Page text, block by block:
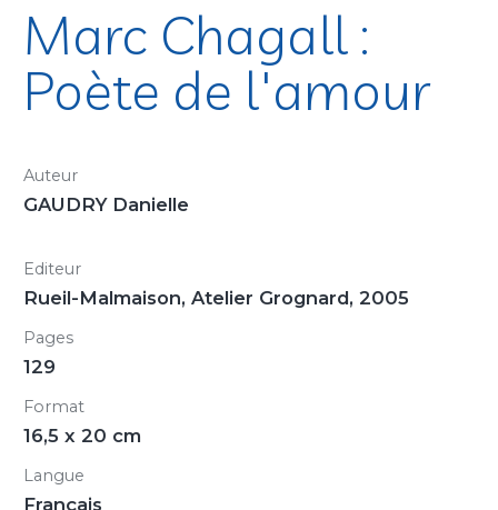
Marc Chagall :
Poète de l'amour
Auteur
GAUDRY Danielle
Editeur
Rueil-Malmaison, Atelier Grognard, 2005
Pages
129
Format
16,5 x 20 cm
Langue
Français